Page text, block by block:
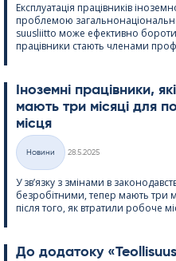
Експлуатація працівників
проблемою
suus­liitto може ефективно
працівники стають членами
Іноземні працівники,
мають три місяці для
місця
Категорії
Новини
28.5.2025
У зв’язку з змінами в
безробітними, тепер мають три
після того, як втратили робоче
До додатоку